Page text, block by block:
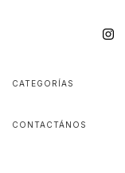
CATEGORÍAS
CONTACTÁNOS